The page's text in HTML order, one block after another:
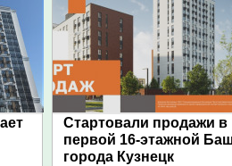
Стартовали продажи в
первой 16-этажной
города Кузнецк